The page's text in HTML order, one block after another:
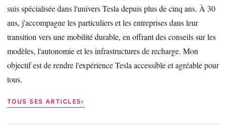
suis spécialisée dans l'univers Tesla depuis plus de cinq ans. À 30
ans, j'accompagne les particuliers et les entreprises dans leur
transition vers une mobilité durable, en offrant des conseils sur les
modèles, l'autonomie et les infrastructures de recharge. Mon
objectif est de rendre l'expérience Tesla accessible et agréable pour
tous.
TOUS SES ARTICLES